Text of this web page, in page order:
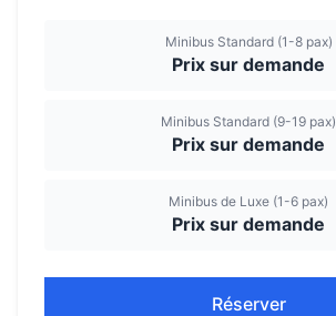
Minibus Standard (1-8 pax)
Prix sur demande
Minibus Standard (9-19 pax)
Prix sur demande
Minibus de Luxe (1-6 pax)
Prix sur demande
Réserver